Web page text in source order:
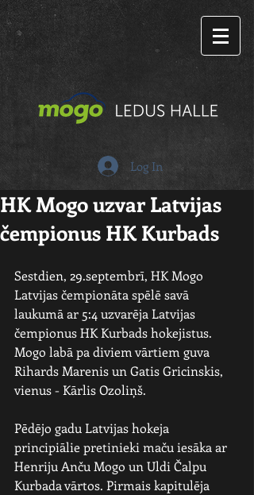
Log In
HK Mogo uzvar Latvijas
čempionus HK Kurbads
Sestdien, 29.septembrī, HK Mogo
Latvijas čempionāta spēlē savā
laukumā ar 5:4 uzvarēja Latvijas
čempionus HK Kurbads hokejistus.
Mogo labā pa diviem vārtiem guva
Rihards Marenis un Gatis Gricinskis,
vienus - Kārlis Ozoliņš.
Pēdējo gadu Latvijas hokeja
principiālie pretinieki maču iesāka ar
Henriju Anču Mogo un Uldi Čalpu
Kurbada vārtos. Pirmais kapitulēja